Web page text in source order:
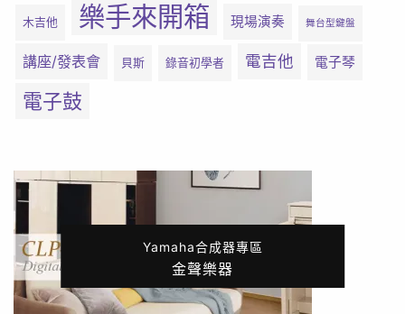
木吉他 樂手來開箱 現場演奏 舞台型鍵盤
講座/發表會 貝斯 錄音初學者 電吉他 電子琴
電子鼓
Yamaha合成器專區
金聲樂器